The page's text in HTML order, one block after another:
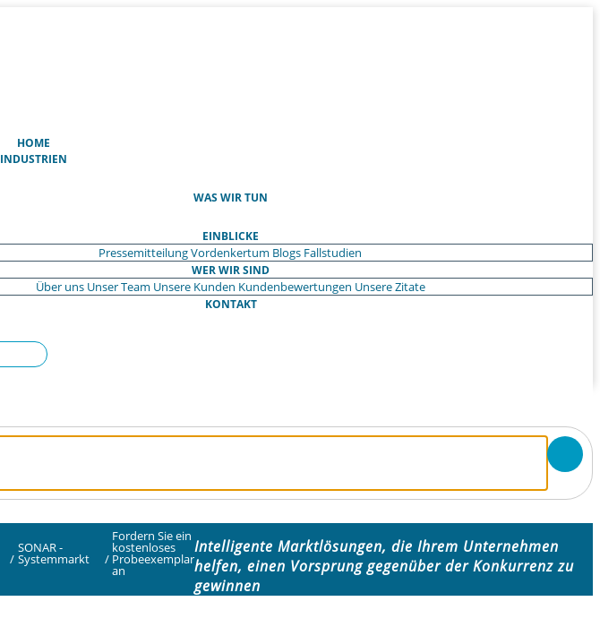
HOME
INDUSTRIEN
WAS WIR TUN
EINBLICKE
PressemitteilungVordenkertum Blogs Fallstudien
WER WIR SIND
Über uns Unser Team Unsere Kunden Kundenbewertungen Unsere Zitate
KONTAKT
/
SONAR -
Systemmarkt /
Fordern Sie ein
kostenloses
Probeexemplar
an
Intelligente Marktlösungen, die Ihrem Unternehmen
helfen, einen Vorsprung gegenüber der Konkurrenz zu
gewinnen